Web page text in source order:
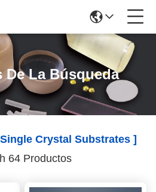
De La Búsqueda
Crystal Substrates ]
64 Productos